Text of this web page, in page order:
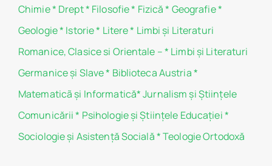
Chimie* Drept* Filosofie* Fizică * Geografie*
Geologie* Istorie* Litere* Limbi și Literaturi
Romanice, Clasice si Orientale –* Limbi și Literaturi
Germanice şi Slave* Biblioteca Austria*
Matematicã și Informatică*Jurnalism şi Ştiinţele
Comunicării * Psihologie şi Ştiinţele Educaţiei*
Sociologie şi Asistenţă Socială*Teologie Ortodoxă